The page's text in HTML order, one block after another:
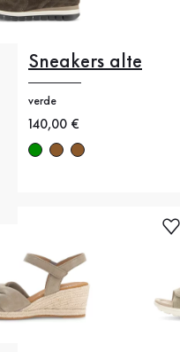
Sneakers alte
verde
Nuovo prezzo
140,00 €